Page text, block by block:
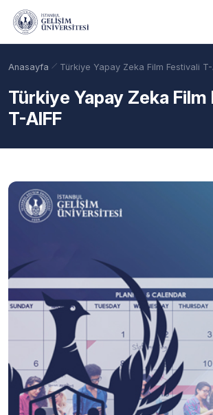
Ana içeriğe geç
Anasayfa Türkiye Yapay Zeka Film Festivali T-
Türkiye Yapay Zeka
T-AIFF